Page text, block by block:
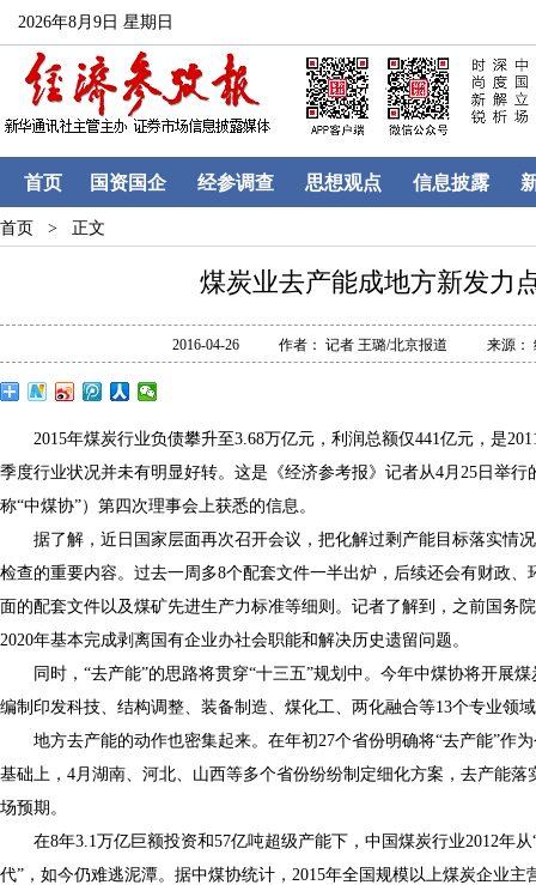
2026年8月9日 星期日
首页 国资国企 经参调查 思想观点 信息披露
首页 > 正文
煤炭业去产能成地方新发力
2016-04-26 作者： 记者 王璐/北京报道 来源：
2015年煤炭行业负债攀升至3.68万亿元，利润总额仅441亿元，是
季度行业状况并未有明显好转。这是《经济参考报》记者从4月25日举行
称“中煤协”）第四次理事会上获悉的信息。
据了解，近日国家层面再次召开会议，把化解过剩产能目标落实情
检查的重要内容。过去一周多8个配套文件一半出炉，后续还会有财政、
面的配套文件以及煤矿先进生产力标准等细则。记者了解到，之前国务
2020年基本完成剥离国有企业办社会职能和解决历史遗留问题。
同时，“去产能”的思路将贯穿“十三五”规划中。今年中煤协将开展煤
编制印发科技、结构调整、装备制造、煤化工、两化融合等13个专业领
地方去产能的动作也密集起来。在年初27个省份明确将“去产能”作为
基础上，4月湖南、河北、山西等多个省份纷纷制定细化方案，去产能落
场预期。
在8年3.1万亿巨额投资和57亿吨超级产能下，中国煤炭行业2012年从
代”，如今仍难逃泥潭。据中煤协统计，2015年全国规模以上煤炭企业主